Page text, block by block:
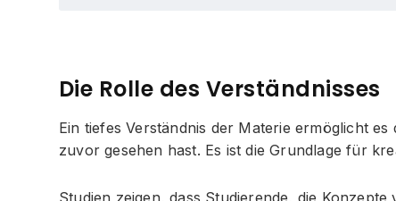
Die Rolle des Verständnisses
Ein tiefes Verständnis der Materie ermöglicht
zuvor gesehen hast. Es ist die Grundlage für